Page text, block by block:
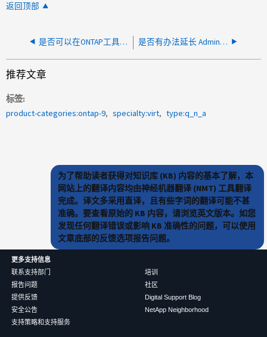
返回顶部
是否可以在ONTAP工具中选择现有NVMe命名空间子系统？ 是否有办法延长 Administrator 和 Derby 数据库密码的 90 天到期期限
推荐文章
标签
product-categories:ontap-9
specialty:virt type:q_n_a
为了帮助读者获得对知识库 (KB) 内容的基本了解，本
网站上的翻译内容均由神经机器翻译 (NMT) 工具翻译
完成。译文多采用直译，且有些字词的翻译可能不甚
准确。要查看原始的 KB 内容，请浏览英文版本。如您
发现任何翻译错误或影响 KB 准确性的问题，可以使用
文章底部的反馈选项报告问题。
更多支持信息
联系支持部门
报告问题
提供反馈
安全公告
支持策略和支持服务
培训
社区
Digital Support Blog
NetApp Neighborhood